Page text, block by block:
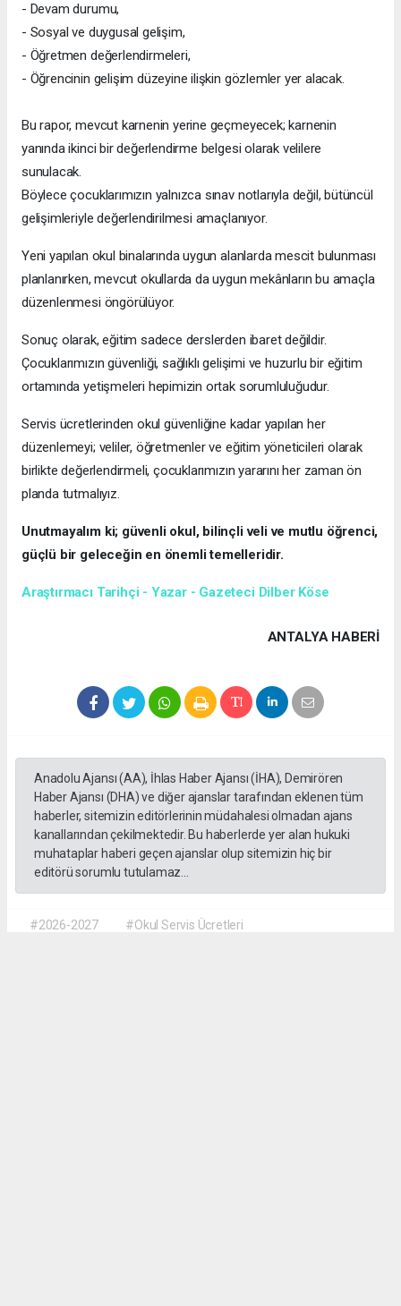
- Devam durumu,
- Sosyal ve duygusal gelişim,
- Öğretmen değerlendirmeleri,
- Öğrencinin gelişim düzeyine ilişkin gözlemler yer alacak.
Bu rapor, mevcut karnenin yerine geçmeyecek; karnenin
yanında ikinci bir değerlendirme belgesi olarak velilere
sunulacak.
Böylece çocuklarımızın yalnızca sınav notlarıyla değil, bütüncül
gelişimleriyle değerlendirilmesi amaçlanıyor.
Yeni yapılan okul binalarında uygun alanlarda mescit bulunması
planlanırken, mevcut okullarda da uygun mekânların bu amaçla
düzenlenmesi öngörülüyor.
Sonuç olarak, eğitim sadece derslerden ibaret değildir.
Çocuklarımızın güvenliği, sağlıklı gelişimi ve huzurlu bir eğitim
ortamında yetişmeleri hepimizin ortak sorumluluğudur.
Servis ücretlerinden okul güvenliğine kadar yapılan her
düzenlemeyi; veliler, öğretmenler ve eğitim yöneticileri olarak
birlikte değerlendirmeli, çocuklarımızın yararını her zaman ön
planda tutmalıyız.
Unutmayalım ki; güvenli okul, bilinçli veli ve mutlu öğrenci,
güçlü bir geleceğin en önemli temelleridir.
Araştırmacı Tarihçi - Yazar - Gazeteci Dilber Köse
ANTALYA HABERİ
Anadolu Ajansı (AA), İhlas Haber Ajansı (İHA), Demirören
Haber Ajansı (DHA) ve diğer ajanslar tarafından eklenen tüm
haberler, sitemizin editörlerinin müdahalesi olmadan ajans
kanallarından çekilmektedir. Bu haberlerde yer alan hukuki
muhataplar haberi geçen ajanslar olup sitemizin hiç bir
editörü sorumlu tutulamaz...
#2026-2027
#Okul Servis Ücretleri